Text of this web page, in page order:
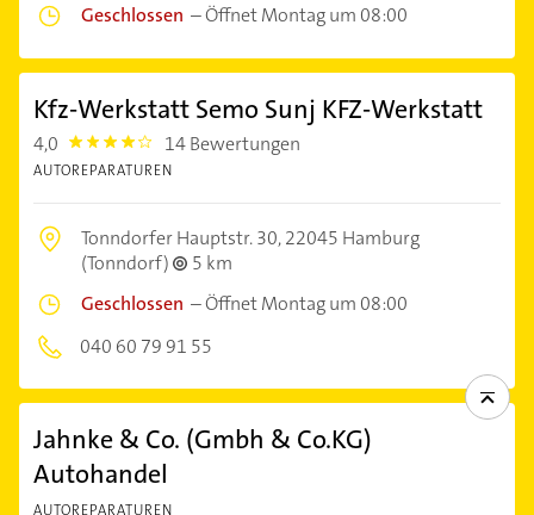
Geschlossen –Öffnet Montag um 08:00
Kfz-Werkstatt Semo Sunj KFZ-Werkstatt
4,0 4.0 14 Bewertungen
AUTOREPARATUREN
Tonndorfer Hauptstr. 30,22045 Hamburg
(Tonndorf)
5 km
Geschlossen –Öffnet Montag um 08:00
040 60 79 91 55
Jahnke & Co. (Gmbh & Co.KG)
Autohandel
AUTOREPARATUREN